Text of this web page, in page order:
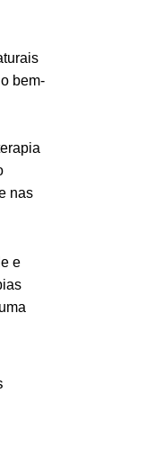
bem-
nas
e